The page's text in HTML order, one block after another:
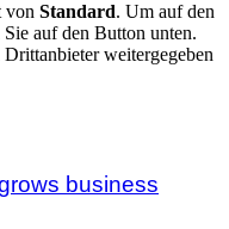
von Standard. Um auf den
auf den Button unten.
weitergegeben
business